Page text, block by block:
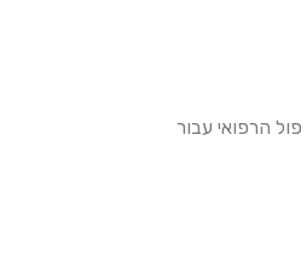
הרפואי עבור